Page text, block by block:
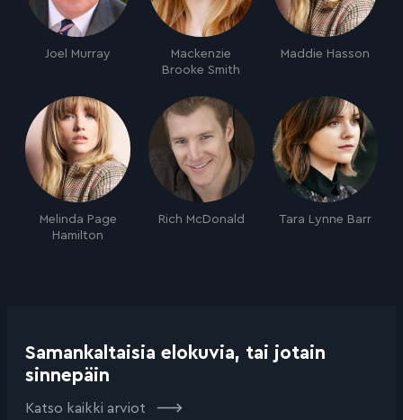
Joel Murray
Mackenzie
Brooke Smith
Maddie Hasson
Melinda Page
Hamilton
Rich McDonald Tara Lynne Barr
Samankaltaisia elokuvia, tai jotain
sinnepäin
Katso kaikki arviot